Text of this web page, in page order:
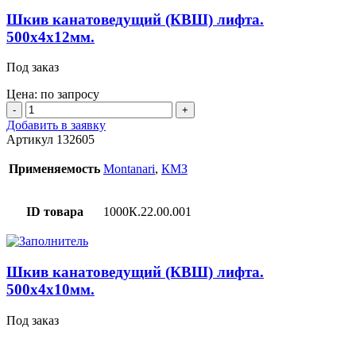
Шкив канатоведущий (КВШ) лифта.
500x4x12мм.
Под заказ
Цена: по запросу
Количество
товара
Шкив
канатоведущий
(КВШ)
Добавить в заявку
Артикул 132605
Применяемость Montanari, КМЗ
ID товара 1000К.22.00.001
Шкив канатоведущий (КВШ) лифта.
500x4x10мм.
Под заказ